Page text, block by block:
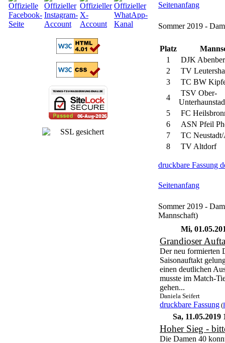
Seitenanfang
Sommer 2019 -
Platz
1
DJK
2
TV
3
TC BW
4
TSV Ober-
5
FC
6
ASN Pfeil
7
TC
8
TV Altdorf
druckbare Fassung
Seitenanfang
Sommer 2019 -
Mannschaft)
Mi,
Grandioser
Der neu formierten
Saisonauftakt
einen deutlichen
musste im Match-
gehen...
Daniela Seifert
druckbare Fassung (
Sa,
Hoher Sieg -
Die Damen 40